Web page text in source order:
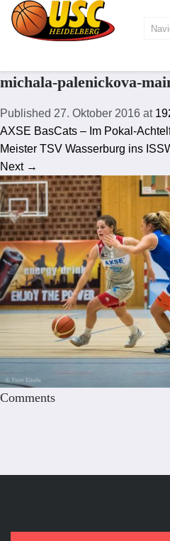
michala-palenickova-
Published 27. Oktober 2016 at
AXSE BasCats – Im Pokal-
Meister TSV Wasserburg ins
Next →
Comments